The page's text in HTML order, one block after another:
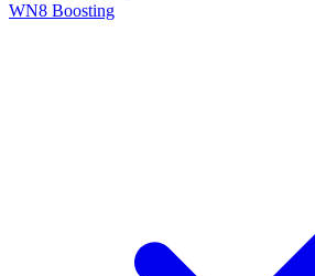
WN8 Boosting